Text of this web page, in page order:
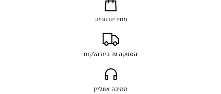
מחירים נוחים
הספקה עד בית הלקוח
תמיכה אונליין